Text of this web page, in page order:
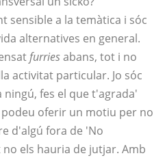
sensible a la temàtica i sóc
alternatives en general.
furriesabans, tot i no
activitat particular. Jo sóc
fes el que t'agrada'
oferir un motiu per no
d'algú fora de 'No
els hauria de jutjar. Amb